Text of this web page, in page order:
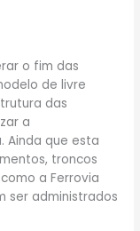
o fim das
de livre
das
a
Ainda que esta
troncos
a Ferrovia
ser administrados